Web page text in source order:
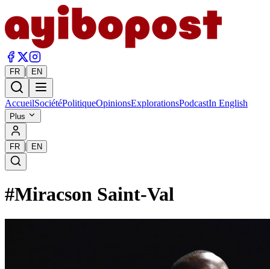
FR | EN
AccueilSociétéPolitiqueOpinionsExplorationsPodcastIn English
Plus
FR | EN
#Miracson Saint-Val